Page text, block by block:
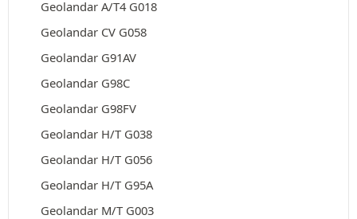
Geolandar A/T4 G018
Geolandar CV G058
Geolandar G91AV
Geolandar G98C
Geolandar G98FV
Geolandar H/T G038
Geolandar H/T G056
Geolandar H/T G95A
Geolandar M/T G003